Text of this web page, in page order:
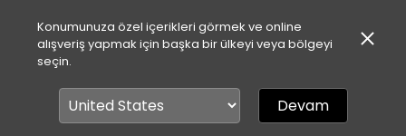
Konumunuza özel içerikleri görmek ve online
alışveriş yapmak için başka bir ülkeyi veya bölgeyi
seçin.
Devam